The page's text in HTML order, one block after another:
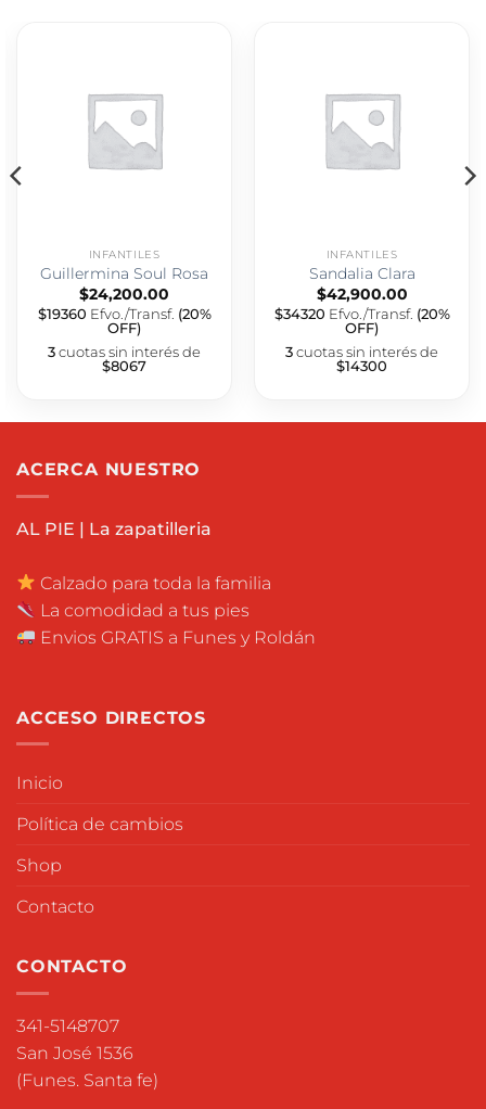
INFANTILES
Guillermina Soul Rosa
$24,200.00
$19360 Efvo./Transf. (20%
OFF)
3cuotas sin interés de
$8067
INFANTILES
Sandalia Clara
$42,900.00
$34320 Efvo./Transf. (20%
OFF)
3cuotas sin interés de
$14300
ACERCA NUESTRO
AL PIE | La zapatilleria
Calzado para toda la familia
La comodidad a tus pies
Envios GRATIS a Funes y Roldán
ACCESO DIRECTOS
Inicio
Política de cambios
Shop
Contacto
CONTACTO
341-5148707
San José 1536
(Funes. Santa fe)